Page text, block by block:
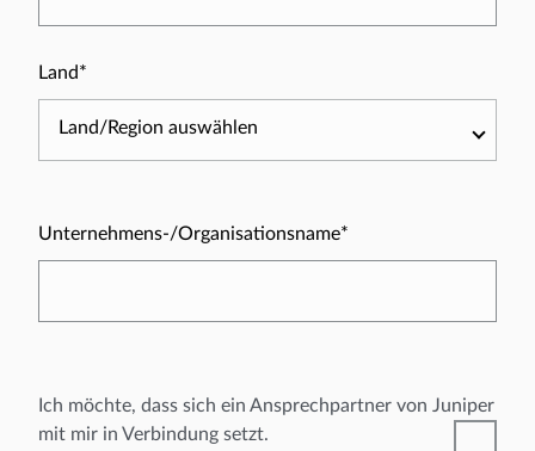
Land*
Land/Region auswählen
Unternehmens-/Organisationsname*
Ich möchte, dass sich ein Ansprechpartner von Juniper
mit mir in Verbindung setzt.